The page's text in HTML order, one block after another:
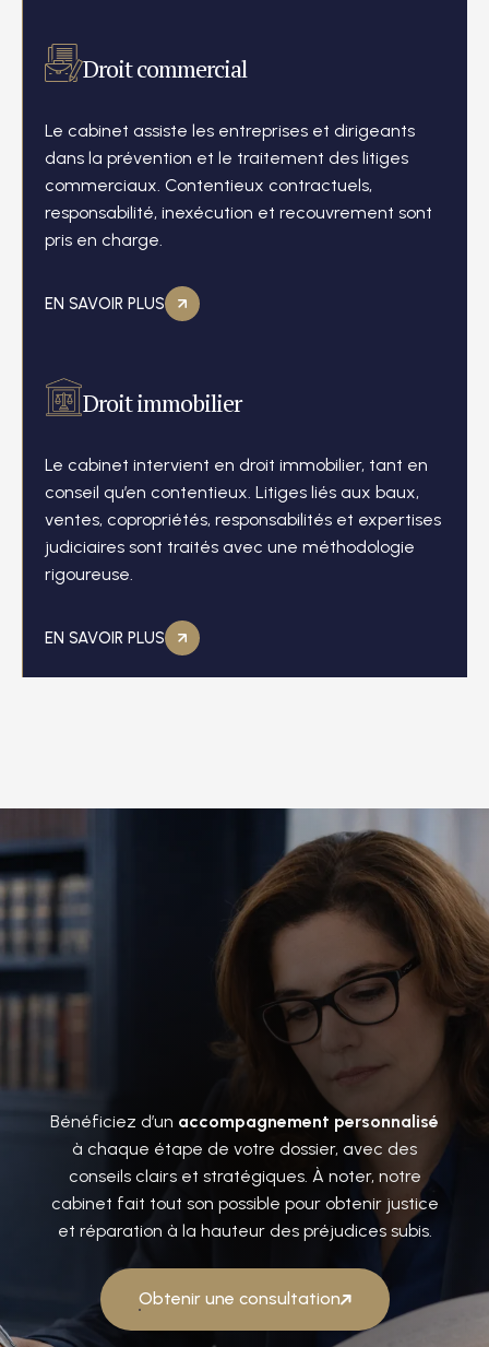
Droit commercial
Le cabinet assiste les entreprises et dirigeants
dans la prévention et le traitement des litiges
commerciaux. Contentieux contractuels,
responsabilité, inexécution et recouvrement sont
pris en charge.
EN SAVOIR PLUS
Droit immobilier
Le cabinet intervient en droit immobilier, tant en
conseil qu’en contentieux. Litiges liés aux baux,
ventes, copropriétés, responsabilités et expertises
judiciaires sont traités avec une méthodologie
rigoureuse.
EN SAVOIR PLUS
Bénéficiez d’un accompagnement personnalisé
à chaque étape de votre dossier, avec des
conseils clairs et stratégiques. À noter, notre
cabinet fait tout son possible pour obtenir justice
et réparation à la hauteur des préjudices subis.
Obtenir une consultation
Obtenir une consultation